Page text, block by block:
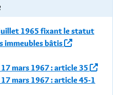
1965 fixant le statut
immeubles bâtis
mars 1967 : article 35
mars 1967 : article 45-1